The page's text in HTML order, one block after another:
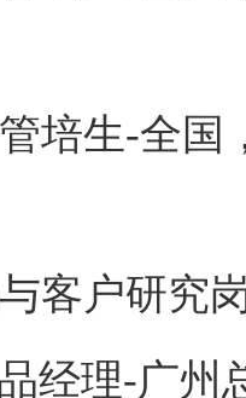
管培生-全国
客户研究
经理-广州